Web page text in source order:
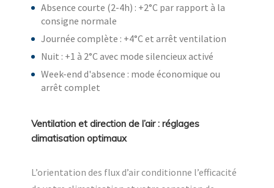
Absence courte (2-4h) : +2°C par rapport à la
consigne normale
Journée complète : +4°C et arrêt ventilation
Nuit : +1 à 2°C avec mode silencieux activé
Week-end d'absence : mode économique ou
arrêt complet
Ventilation et direction de l’air : réglages
climatisation optimaux
L’orientation des flux d’air conditionne l’efficacité